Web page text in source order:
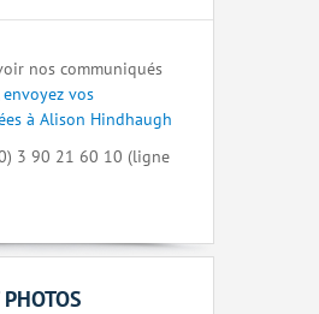
nos communiqués
envoyez vos
à Alison Hindhaugh
3 90 21 60 10 (ligne